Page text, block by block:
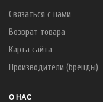
Связаться с нами
Возврат товара
Карта сайта
Производители (бренды)
О НАС